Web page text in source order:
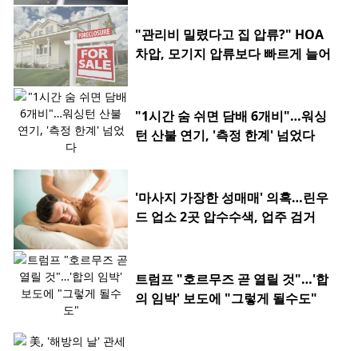
"관리비 밀렸다고 집 압류?" HOA
차압, 모기지 압류보다 빠르게 늘어
"1시간 숨 쉬면 담배 6개비"…워싱
턴 산불 연기, '측정 한계' 넘었다
'마사지 가장한 성매매' 의혹…린우
드 업소 2곳 압수수색, 업주 검거
트럼프 "호르무즈 곧 열릴 것"…'합
의 임박' 보도에 "그렇게 될수도"